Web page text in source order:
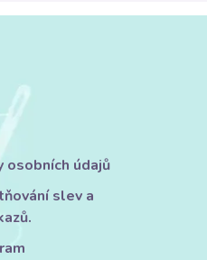
osobních údajů
slev a